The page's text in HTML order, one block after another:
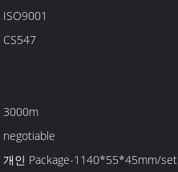
ISO9001
CS547
3000m
negotiable
개인 Package-1140*55*45mm/set